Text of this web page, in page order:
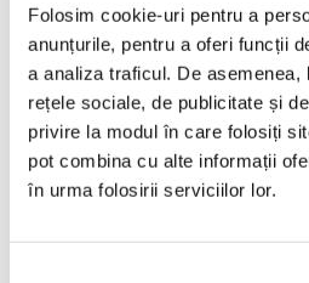
Folosim cookie-uri pentru a
anunțurile, pentru a oferi funcții
a analiza traficul. De asemenea,
rețele sociale, de publicitate și
privire la modul în care folosiți
pot combina cu alte informații
în urma folosirii serviciilor lor.
Serviciul clienți
Transformare Digitală
Vânzări și negocieri